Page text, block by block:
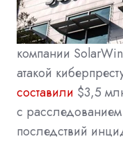
компании
атакой
составили $3,5
с
последствий